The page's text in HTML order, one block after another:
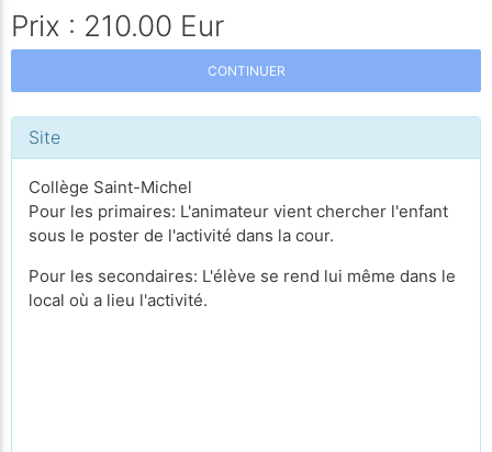
Prix : 210.00 Eur
CONTINUER
Site
Collège Saint-Michel
Pour les primaires: L'animateur vient chercher l'enfant
sous le poster de l'activité dans la cour.
Pour les secondaires: L'élève se rend lui même dans le
local où a lieu l'activité.